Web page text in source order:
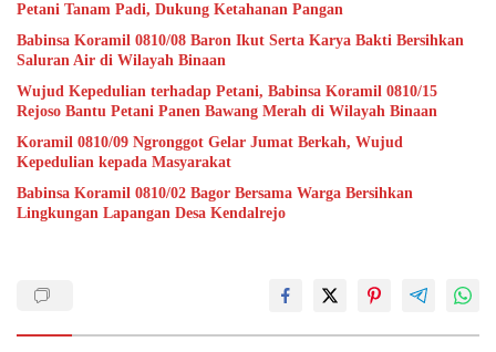
Petani Tanam Padi, Dukung Ketahanan Pangan
Babinsa Koramil 0810/08 Baron Ikut Serta Karya Bakti Bersihkan
Saluran Air di Wilayah Binaan
Wujud Kepedulian terhadap Petani, Babinsa Koramil 0810/15
Rejoso Bantu Petani Panen Bawang Merah di Wilayah Binaan
Koramil 0810/09 Ngronggot Gelar Jumat Berkah, Wujud
Kepedulian kepada Masyarakat
Babinsa Koramil 0810/02 Bagor Bersama Warga Bersihkan
Lingkungan Lapangan Desa Kendalrejo